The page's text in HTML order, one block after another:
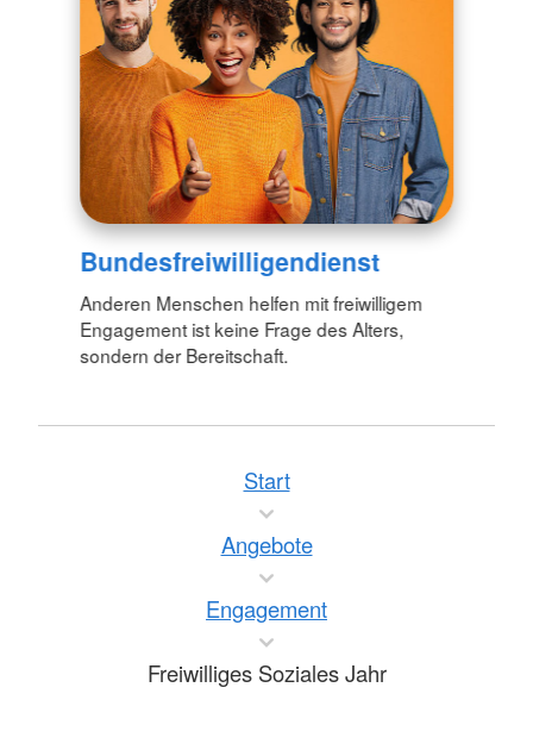
Bundesfreiwilligendienst
Anderen Menschen helfen mit freiwilligem
Engagement ist keine Frage des Alters,
sondern der Bereitschaft.
Start
Angebote
Engagement
Freiwilliges Soziales Jahr